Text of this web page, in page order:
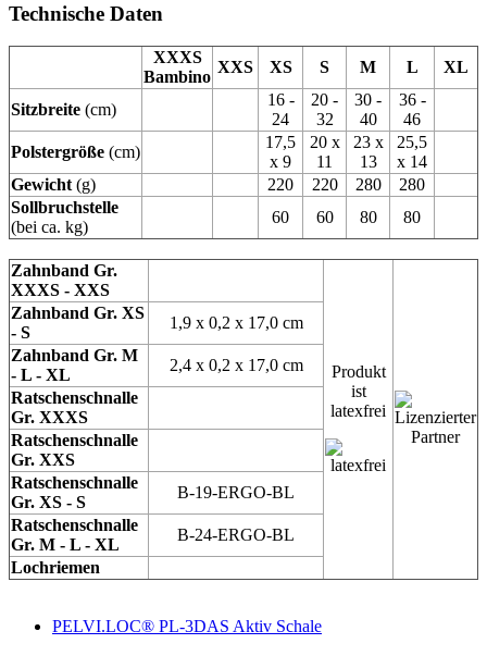
Technische Daten
XXXS
Bambino
XXS XS S M L XL
Sitzbreite (cm)
16 -
24
20 -
32
30 -
40
36 -
46
Polstergröße (cm)
17,5
x 9
20 x
11
23 x
13
25,5
x 14
Gewicht (g) 220 220 280
280
Sollbruchstelle
(bei ca. kg)
60 60 80 80
Zahnband Gr.
XXXS - XXS
Produkt
ist
latexfrei
Zahnband Gr. XS
- S
1,9 x 0,2 x 17,0 cm
Zahnband Gr. M
- L - XL
2,4 x 0,2 x 17,0 cm
Ratschenschnalle
Gr. XXXS
Ratschenschnalle
Gr. XXS
Ratschenschnalle
Gr. XS - S
B-19-ERGO-BL
Ratschenschnalle
Gr. M - L - XL
B-24-ERGO-BL
Lochriemen
PELVI.LOC® PL-3DAS Aktiv Schale